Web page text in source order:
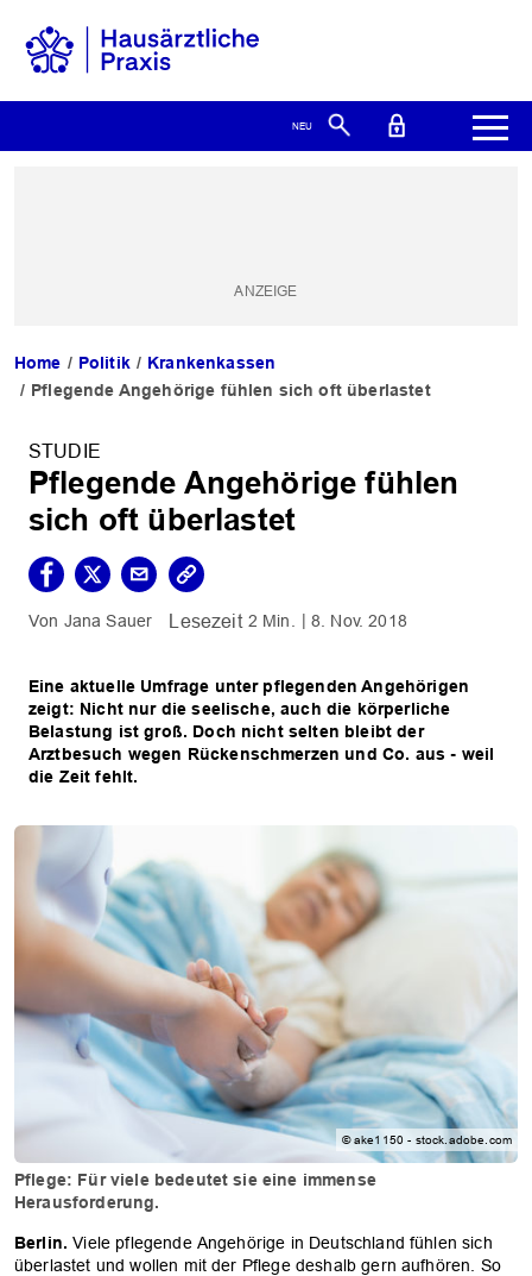
Home Politik
Krankenkassen
Pflegende Angehörige fühlen sich oft überlastet
STUDIE
Pflegende Angehörige fühlen
sich oft überlastet
Jana Sauer 2 Min. 8. Nov. 2018
Eine aktuelle Umfrage unter pflegenden Angehörigen
zeigt: Nicht nur die seelische, auch die körperliche
Belastung ist groß. Doch nicht selten bleibt der
Arztbesuch wegen Rückenschmerzen und Co. aus - weil
die Zeit fehlt.
© ake1150 - stock.adobe.com
Pflege: Für viele bedeutet sie eine immense
Herausforderung.
Berlin. Viele pflegende Angehörige in Deutschland fühlen sich
überlastet und wollen mit der Pflege deshalb gern aufhören. So